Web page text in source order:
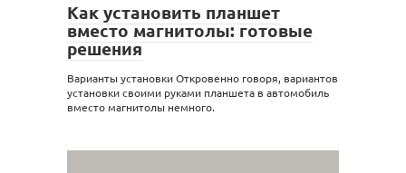
Как установить планшет
вместо магнитолы: готовые
решения
Варианты установки Откровенно говоря, вариантов
установки своими руками планшета в автомобиль
вместо магнитолы немного.